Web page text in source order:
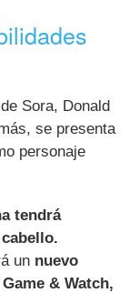
Sora, Donald
se presenta
personaje
tendrá
un nuevo
& Watch,